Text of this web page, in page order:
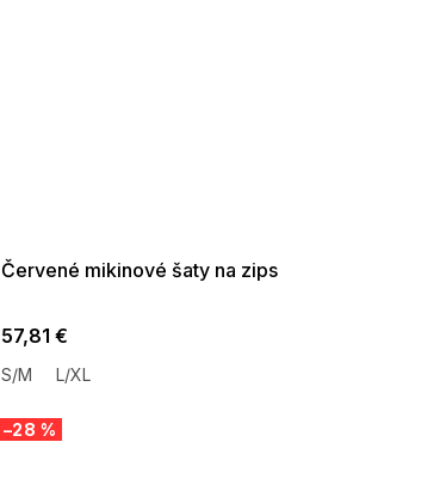
Červené mikinové šaty na zips
57,81 €
S/M L/XL
–28 %